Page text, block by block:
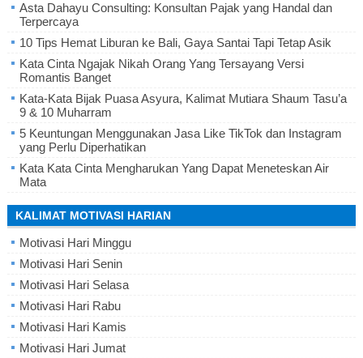
Asta Dahayu Consulting: Konsultan Pajak yang Handal dan
Terpercaya
10 Tips Hemat Liburan ke Bali, Gaya Santai Tapi Tetap Asik
Kata Cinta Ngajak Nikah Orang Yang Tersayang Versi
Romantis Banget
Kata-Kata Bijak Puasa Asyura, Kalimat Mutiara Shaum Tasu’a
9 & 10 Muharram
5 Keuntungan Menggunakan Jasa Like TikTok dan Instagram
yang Perlu Diperhatikan
Kata Kata Cinta Mengharukan Yang Dapat Meneteskan Air
Mata
KALIMAT MOTIVASI HARIAN
Motivasi Hari Minggu
Motivasi Hari Senin
Motivasi Hari Selasa
Motivasi Hari Rabu
Motivasi Hari Kamis
Motivasi Hari Jumat